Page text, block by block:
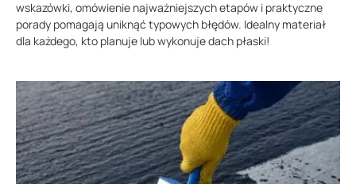
wskazówki, omówienie najważniejszych etapów i praktyczne
porady pomagają uniknąć typowych błędów. Idealny materiał
dla każdego, kto planuje lub wykonuje dach płaski!